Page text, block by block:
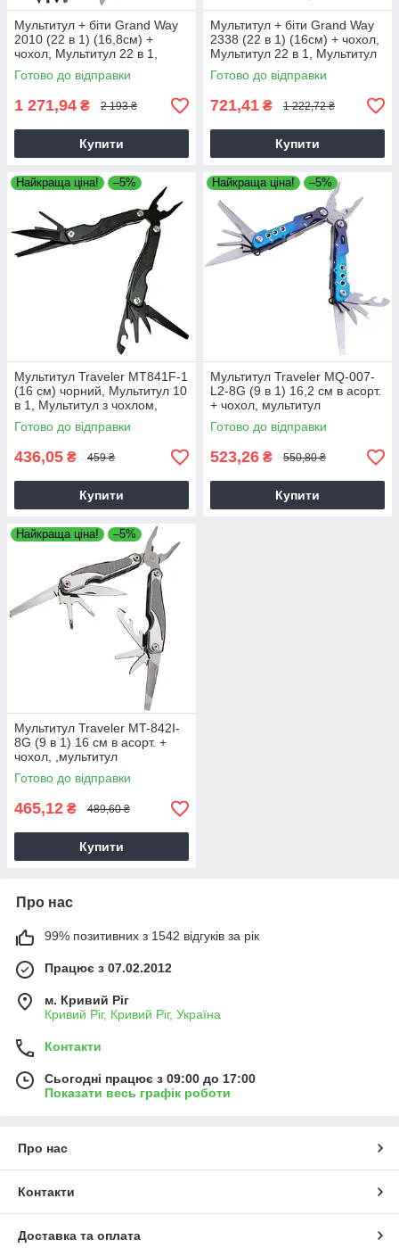
Мультитул + біти Grand Way
2010 (22 в 1) (16,8см) +
чохол, Мультитул 22 в 1,
Мультитул з бітами та чохлом
Готово до відправки
1 271,94 ₴ 2 193 ₴
Купити
Мультитул + біти Grand Way
2338 (22 в 1) (16см) + чохол,
Мультитул 22 в 1, Мультитул
з бітами та чохлом
Готово до відправки
721,41 ₴ 1 222,72 ₴
Купити
Найкраща ціна! –5%
Мультитул Traveler МТ841F-1
(16 см) чорний, Мультитул 10
в 1, Мультитул з чохлом,
Складаний мультитул
Готово до відправки
436,05 ₴ 459 ₴
Купити
Найкраща ціна! –5%
Мультитул Traveler MQ-007-
L2-8G (9 в 1) 16,2 см в асорт.
+ чохол, мультитул
багатофункціональний
Готово до відправки
523,26 ₴ 550,80 ₴
Купити
Найкраща ціна! –5%
Мультитул Traveler MT-842I-
8G (9 в 1) 16 см в асорт. +
чохол, ,мультитул
багатофункціональний
Готово до відправки
465,12 ₴ 489,60 ₴
Купити
Про нас
99% позитивних з 1542 відгуків за рік
Працює з 07.02.2012
м. Кривий Ріг
Кривий Ріг, Кривий Ріг, Україна
Контакти
Сьогодні працює з 09:00 до 17:00
Показати весь графік роботи
Про нас
Контакти
Доставка та оплата